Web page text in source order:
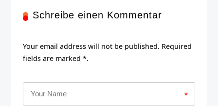
Schreibe einen Kommentar
Your email address will not be published. Required
fields are marked *.
*